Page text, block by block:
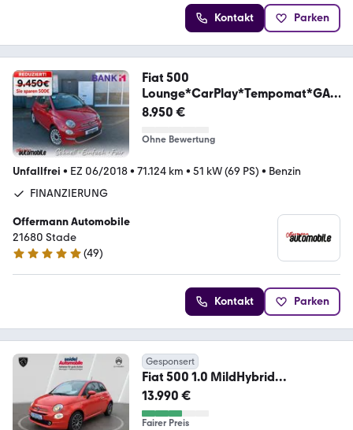
Kontakt Parken
Fiat 500
Lounge*CarPlay*Tempomat*GAR
ANTIE*HuNEU
8.950 €
Ohne Bewertung
Unfallfrei • EZ 06/2018• 71.124 km • 51 kW (69 PS) • Benzin
FINANZIERUNG
Offermann Automobile
21680 Stade
5 Sterne
(49)
Kontakt Parken
Gesponsert
Fiat 500 1.0 MildHybrid
DOLCEVITA Komfort
13.990 €
Fairer Preis